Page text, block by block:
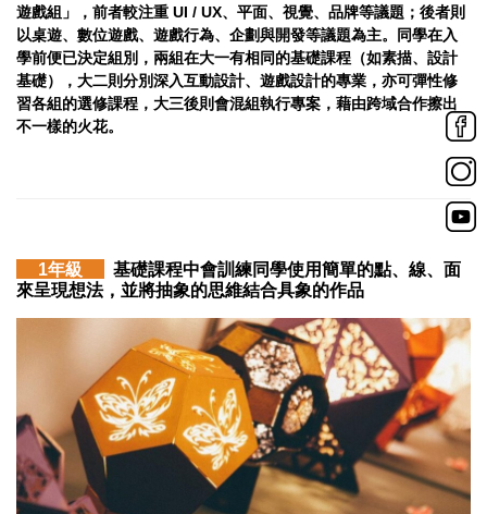
遊戲組」，前者較注重 UI / UX、平面、視覺、品牌等議題；後者則
以桌遊、數位遊戲、遊戲行為、企劃與開發等議題為主。同學在入
學前便已決定組別，兩組在大一有相同的基礎課程（如素描、設計
基礎），大二則分別深入互動設計、遊戲設計的專業，亦可彈性修
習各組的選修課程，大三後則會混組執行專案，藉由跨域合作擦出
不一樣的火花。
1年級
基礎課程中會訓練同學使用簡單的點、線、面
來呈現想法，並將抽象的思維結合具象的作品